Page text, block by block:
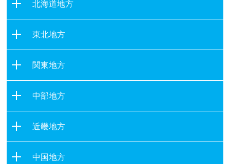
北海道地方
東北地方
宮城県
秋田県
山形県
福島県
関東地方
群馬県
埼玉県
千葉県
中部地方
石川県
近畿地方
中国地方